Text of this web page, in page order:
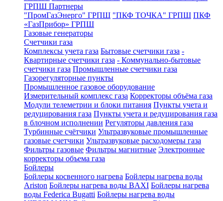
ГРПШ Партнеры
"ПромГазЭнерго" ГРПШ "ПКФ ТОЧКА" ГРПШ ПКФ
«ГазПрибор» ГРПШ
Газовые генераторы
Счетчики газа
Комплексы учета газа Бытовые счетчики газа -
Квартирные счетчики газа - Коммунально-бытовые
счетчики газа Промышленные счетчики газа
Газорегуляторные пункты
Промышленное газовое оборудование
Измерительный комплекс газа Корректоры объёма газа
Модули телеметрии и блоки питания Пункты учета и
редуцирования газа Пункты учета и редуцирования газа
в блочном исполнении Регуляторы давления газа
Турбинные счётчики Ультразвуковые промышленные
газовые счетчики Ультразвуковые расходомеры газа
Фильтры газовые Фильтры магнитные Электронные
корректоры объема газа
Бойлеры
Бойлеры косвенного нагрева Бойлеры нагрева воды
Ariston Бойлеры нагрева воды BAXI Бойлеры нагрева
воды Federica Bugatti Бойлеры нагрева воды